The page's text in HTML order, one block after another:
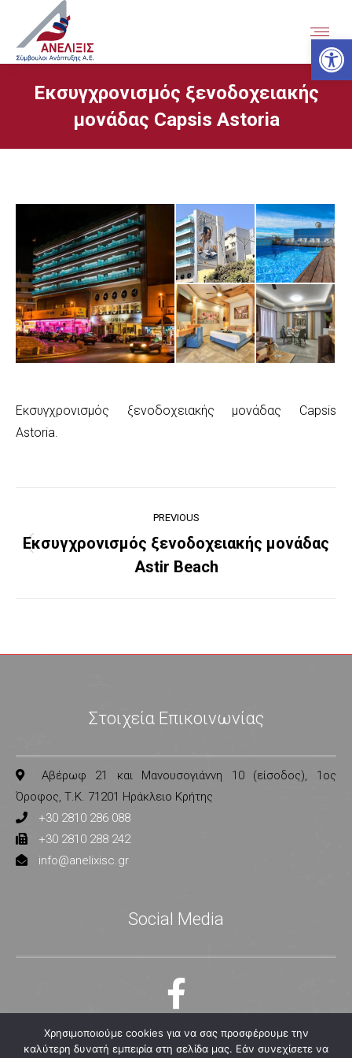
Εκσυγχρονισμός ξενοδοχειακής
μονάδας Capsis Astoria
Εκσυγχρονισμός ξενοδοχειακής μονάδας Capsis
Astoria.
navigation
PREVIOUS
Previous
project:
Εκσυγχρονισμός ξενοδοχειακής μονάδας
Astir Beach
Στοιχεία Επικοινωνίας
Αβέρωφ 21 και Μανουσογιάννη 10 (είσοδος), 1ος
Όροφος, Τ.Κ. 71201 Ηράκλειο Κρήτης
+30 2810 286 088
+30 2810 288 242
info@anelixisc.gr
Social Media
Χρησιμοποιούμε cookies για να σας προσφέρουμε την
καλύτερη δυνατή εμπειρία στη σελίδα μας. Εάν συνεχίσετε να